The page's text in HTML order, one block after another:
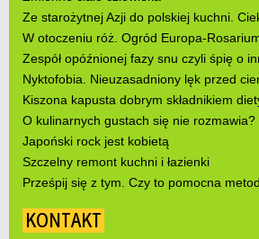
Ze starożytnej Azji do polskiej kuchni.
W otoczeniu róż. Ogród Europa-
Zespół opóźnionej fazy snu czyli śpię o
Nyktofobia. Nieuzasadniony lęk przed
Kiszona kapusta dobrym składnikiem
O kulinarnych gustach się nie rozmawia?
Japoński rock jest kobietą
Szczelny remont kuchni i łazienki
Prześpij się z tym. Czy to pomocna
KONTAKT